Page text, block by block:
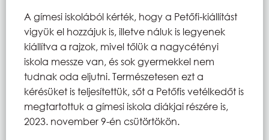
A gímesi iskolából kérték, hogy a Petőfi-kiállítást
vigyük el hozzájuk is, illetve náluk is legyenek
kiállítva a rajzok, mivel tőlük a nagycétényi
iskola messze van, és sok gyermekkel nem
tudnak oda eljutni. Természetesen ezt a
kérésüket is teljesítettük, sőt a Petőfis vetélkedőt is
megtartottuk a gímesi iskola diákjai részére is,
2023. november 9-én csütörtökön.